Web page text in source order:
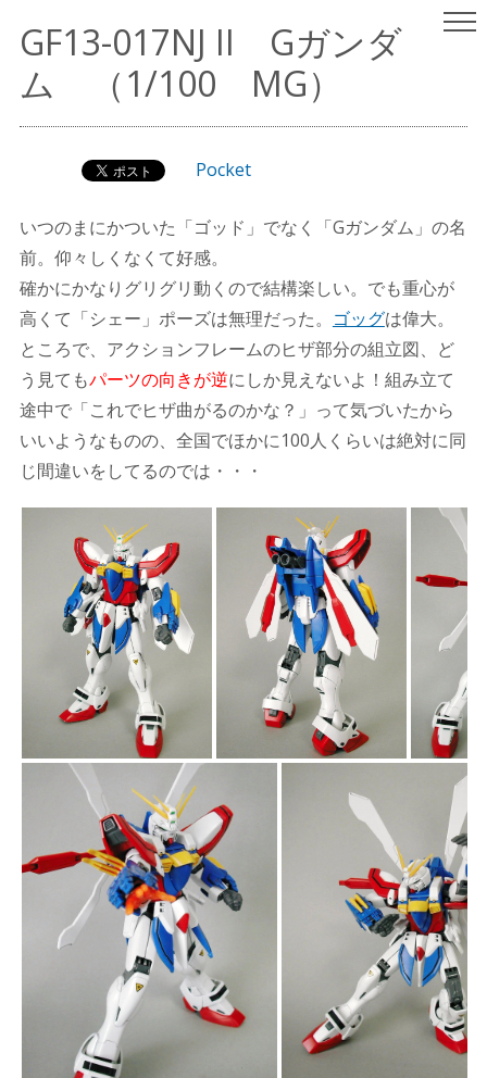
ヤスリはいらない
（since 2001.9.15）
パチ組みガンプラレビュー
GF13-017NJ II Gガンダ
ム （1/100 MG）
Pocket
いつのまにかついた「ゴッド」でなく「Gガンダム」の名
前。仰々しくなくて好感。
確かにかなりグリグリ動くので結構楽しい。でも重心が
高くて「シェー」ポーズは無理だった。 ゴッグは偉大。
ところで、アクションフレームのヒザ部分の組立図、ど
う見てもパーツの向きが逆にしか見えないよ！組み立て
途中で「これでヒザ曲がるのかな？」って気づいたから
いいようなものの、全国でほかに100人くらいは絶対に同
じ間違いをしてるのでは・・・